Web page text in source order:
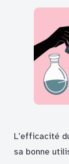
L’efficacité
sa bonne